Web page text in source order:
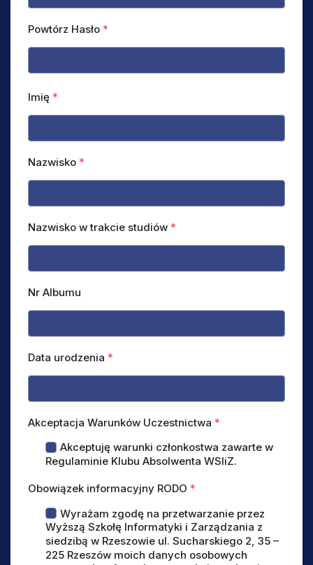
Powtórz Hasło *
Imię *
Nazwisko *
Nazwisko w trakcie studiów *
Nr Albumu
Data urodzenia *
Akceptacja Warunków Uczestnictwa *
Akceptuję warunki członkostwa zawarte w
Regulaminie Klubu Absolwenta WSIiZ.
Obowiązek informacyjny RODO *
Wyrażam zgodę na przetwarzanie przez
Wyższą Szkołę Informatyki i Zarządzania z
siedzibą w Rzeszowie ul. Sucharskiego 2, 35 –
225 Rzeszów moich danych osobowych